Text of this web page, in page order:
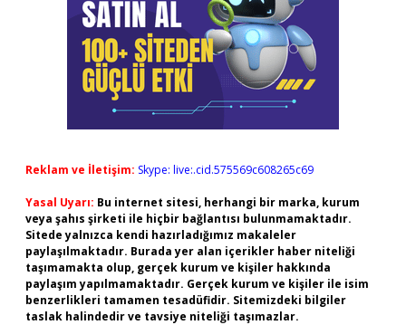
Reklam ve İletişim: Skype: live:.cid.575569c608265c69
Yasal Uyarı: Bu internet sitesi, herhangi bir marka, kurum
veya şahıs şirketi ile hiçbir bağlantısı bulunmamaktadır.
Sitede yalnızca kendi hazırladığımız makaleler
paylaşılmaktadır. Burada yer alan içerikler haber niteliği
taşımamakta olup, gerçek kurum ve kişiler hakkında
paylaşım yapılmamaktadır. Gerçek kurum ve kişiler ile isim
benzerlikleri tamamen tesadüfidir. Sitemizdeki bilgiler
taslak halindedir ve tavsiye niteliği taşımazlar.